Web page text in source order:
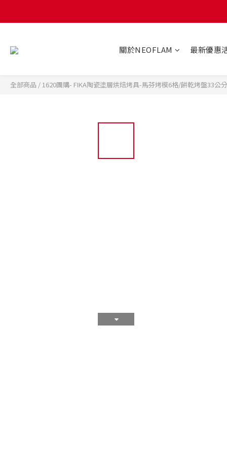
關於NEOFLAM 最新優惠
全部商品 /1620團購- FIKA陶瓷塗層烘焙烤具-馬芬烤模6格/餅乾烤盤33